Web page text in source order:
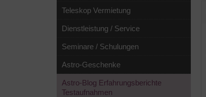
Teleskop Vermietung
Dienstleistung / Service
Seminare / Schulungen
Astro-Geschenke
Astro-Blog Erfahrungsberichte
Testaufnahmen